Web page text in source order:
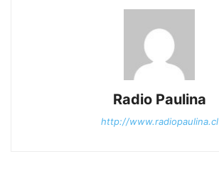
Radio Paulina
http://www.radiopaulina.cl